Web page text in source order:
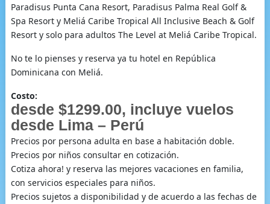
Paradisus Punta Cana Resort, Paradisus Palma Real Golf &
Spa Resort y Meliá Caribe Tropical All Inclusive Beach & Golf
Resort y solo para adultos The Level at Meliá Caribe Tropical.
No te lo pienses y reserva ya tu hotel en República
Dominicana con Meliá.
Costo:
desde $1299.00, incluye vuelos
desde Lima – Perú
Precios por persona adulta en base a habitación doble.
Precios por niños consultar en cotización.
Cotiza ahora! y reserva las mejores vacaciones en familia,
con servicios especiales para niños.
Precios sujetos a disponibilidad y de acuerdo a las fechas de